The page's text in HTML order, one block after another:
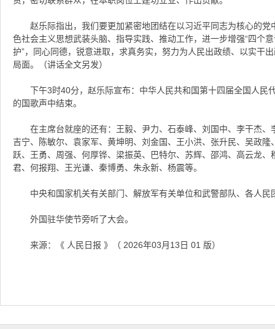
赵乐际指出，我们要更加紧密地团结在以习近平同志为核心的
色社会主义思想武装头脑、指导实践、推动工作，进一步增强“四个意
护”，同心同德，锐意进取，求真务实，努力为人民出政绩、以实干
局面。（讲话全文另发）
下午3时40分，赵乐际宣布：中华人民共和国第十四届全国人民
的国歌声中结束。
在主席台就座的还有：王毅、尹力、石泰峰、刘国中、李干杰
吉宁、陈敏尔、袁家军、黄坤明、刘金国、王小洪、张升民、吴政
跃、王勇、周强、何厚铧、梁振英、巴特尔、苏辉、邵鸿、高云龙
君、何报翔、王光谦、秦博勇、朱永新、杨震等。
中央和国家机关有关部门、解放军有关单位和武警部队、各人
外国驻华使节旁听了大会。
来源：《 人民日报 》（ 2026年03月13日 01 版）